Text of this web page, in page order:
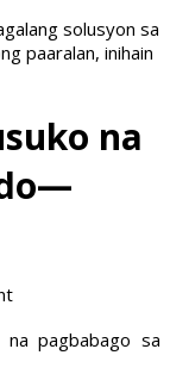
solusyon sa
paaralan, inihain
na
pagbabago sa